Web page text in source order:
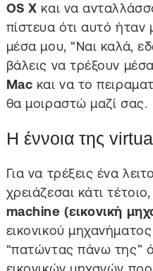
OS X και να
πίστευα ότι αυτό
μέσα μου, “Ναι καλά,
βάλεις να τρέξουν
Mac και να το
θα μοιραστώ μαζί σας.
Η έννοια της
Για να τρέξεις ένα
χρειάζεσαι κάτι
machine (εικονική
εικονικού
“πατώντας πάνω της”